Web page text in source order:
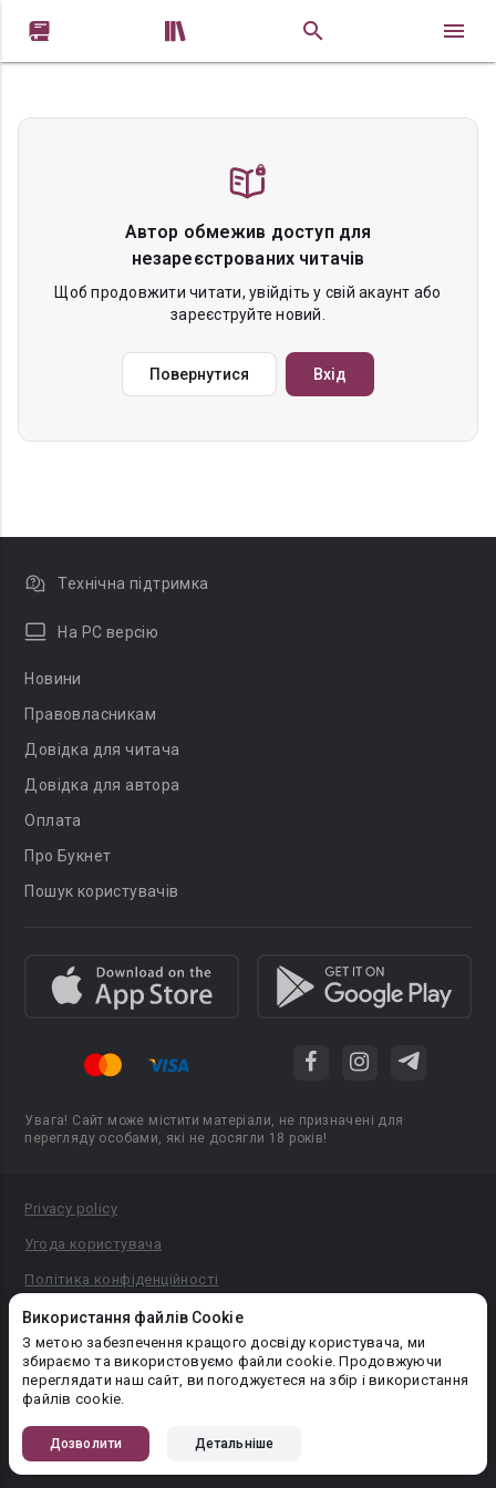
 
Автор обмежив доступ для
незареєстрованих читачів
Щоб продовжити читати, увійдіть у свій акаунт або
зареєструйте новий.
Повернутися Вхід
Використання файлів Cookie
З метою забезпечення кращого досвіду користувача, ми
збираємо та використовуємо файли cookie. Продовжуючи
переглядати наш сайт, ви погоджуєтеся на збір і використання
файлів cookie.
Дозволити Детальніше
Технічна підтримка
На PC версію
Новини
Правовласникам
Довідка для читача
Довідка для автора
Оплата
Про Букнет
Пошук користувачів
Увага! Сайт може містити матеріали, не призначені для
перегляду особами, які не досягли 18 років!
Privacy policy
Угода користувача
Політика конфіденційності
Правила публікації авторського контенту
PR-вiддiл: pr@booknet.com
© 2026 Booknet. Всі права захищено.
Narva mnt 5, Tallinn 10117, Естонія